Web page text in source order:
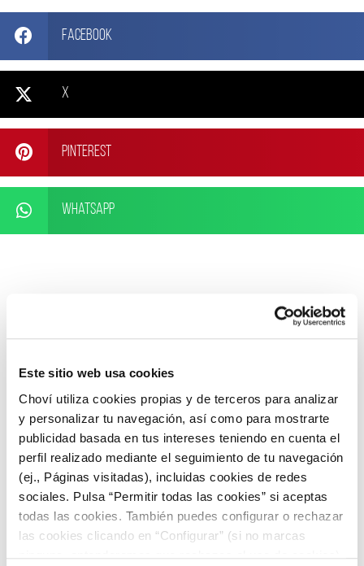
Este sitio web usa cookies
Choví utiliza cookies propias y de terceros para analizar
y personalizar tu navegación, así como para mostrarte
publicidad basada en tus intereses teniendo en cuenta el
perfil realizado mediante el seguimiento de tu navegación
(ej., Páginas visitadas), incluidas cookies de redes
sociales. Pulsa “Permitir todas las cookies” si aceptas
todas las cookies. También puedes configurar o rechazar
las cookies clicando en “Configurar” (si no marcas
Facebook
X
Pinterest
WhatsApp
ARTÍCULOS RELACIONADOS